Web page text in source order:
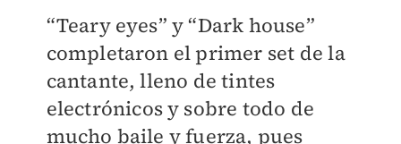
“Teary eyes” y “Dark house”
completaron el primer set de la
cantante, lleno de tintes
electrónicos y sobre todo de
mucho baile y fuerza, pues